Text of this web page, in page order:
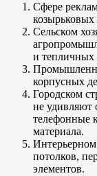
Сфере
козырьковых
Сельском
и тепличных
корпусных
Городском
не удивляют
телефонные
материала.
потолков,
элементов.